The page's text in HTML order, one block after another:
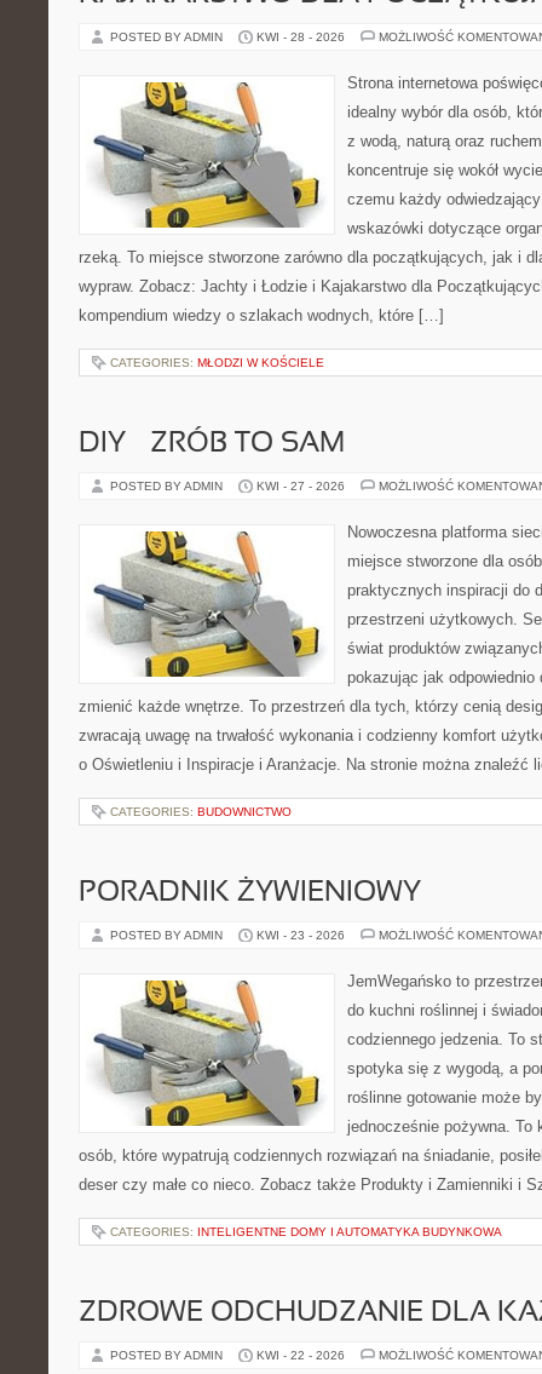
POSTED BY ADMIN KWI - 28 - 2026 MOŻLIWOŚĆ
Strona internetowa
idealny wybór dla osób,
z wodą, naturą oraz
koncentruje się wokół
czemu każdy
wskazówki dotyczące
rzeką. To miejsce stworzone zarówno dla początkujących, jak i
wypraw. Zobacz: Jachty i Łodzie i Kajakarstwo dla
kompendium wiedzy o szlakach wodnych, które […]
CATEGORIES: MŁODZI W KOŚCIELE
DIY – ZRÓB TO SAM
POSTED BY ADMIN KWI - 27 - 2026 MOŻLIWOŚĆ
Nowoczesna platforma
miejsce stworzone dla
praktycznych inspiracji do
przestrzeni użytkowych.
świat produktów
pokazując jak odpowiednio
zmienić każde wnętrze. To przestrzeń dla tych, którzy cenią
zwracają uwagę na trwałość wykonania i codzienny komfort
o Oświetleniu i Inspiracje i Aranżacje. Na stronie można znaleźć
CATEGORIES: BUDOWNICTWO
PORADNIK ŻYWIENIOWY
POSTED BY ADMIN KWI - 23 - 2026 MOŻLIWOŚĆ
JemWegańsko to
do kuchni roślinnej i
codziennego jedzenia. To
spotyka się z wygodą, a
roślinne gotowanie może
jednocześnie pożywna. To
osób, które wypatrują codziennych rozwiązań na śniadanie,
deser czy małe co nieco. Zobacz także Produkty i Zamienniki i
CATEGORIES: INTELIGENTNE DOMY I AUTOMATYKA BUDYNKOWA
ZDROWE ODCHUDZANIE DLA
POSTED BY ADMIN KWI - 22 - 2026 MOŻLIWOŚĆ